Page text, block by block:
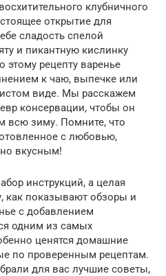
клубничного
открытие для
сладость спелой
и пикантную кислинку
рецепту варенье
к чаю, выпечке или
виде. Мы расскажем
консервации, чтобы он
всю зиму. Помните, что
с любовью,
вкусным!
инструкций, а целая
как показывают обзоры и
с добавлением
одним из самых
ценятся домашние
по проверенным рецептам.
для вас лучшие советы,